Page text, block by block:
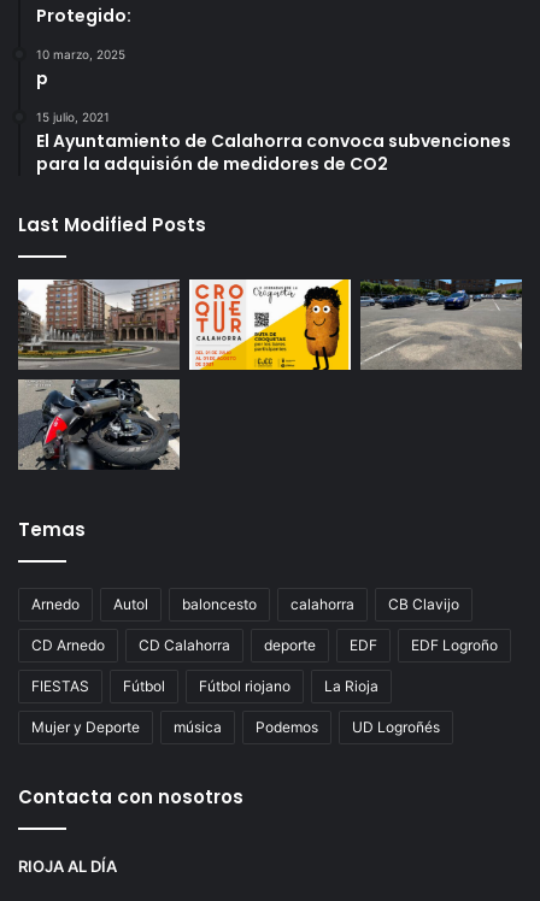
Protegido:
10 marzo, 2025
p
15 julio, 2021
El Ayuntamiento de Calahorra convoca subvenciones
para la adquisión de medidores de CO2
Last Modified Posts
Temas
Arnedo Autol baloncesto calahorra CB Clavijo
CD Arnedo CD Calahorra deporte EDF EDF Logroño
FIESTAS Fútbol Fútbol riojano La Rioja
Mujer y Deporte música Podemos UD Logroñés
Contacta con nosotros
RIOJA AL DÍA